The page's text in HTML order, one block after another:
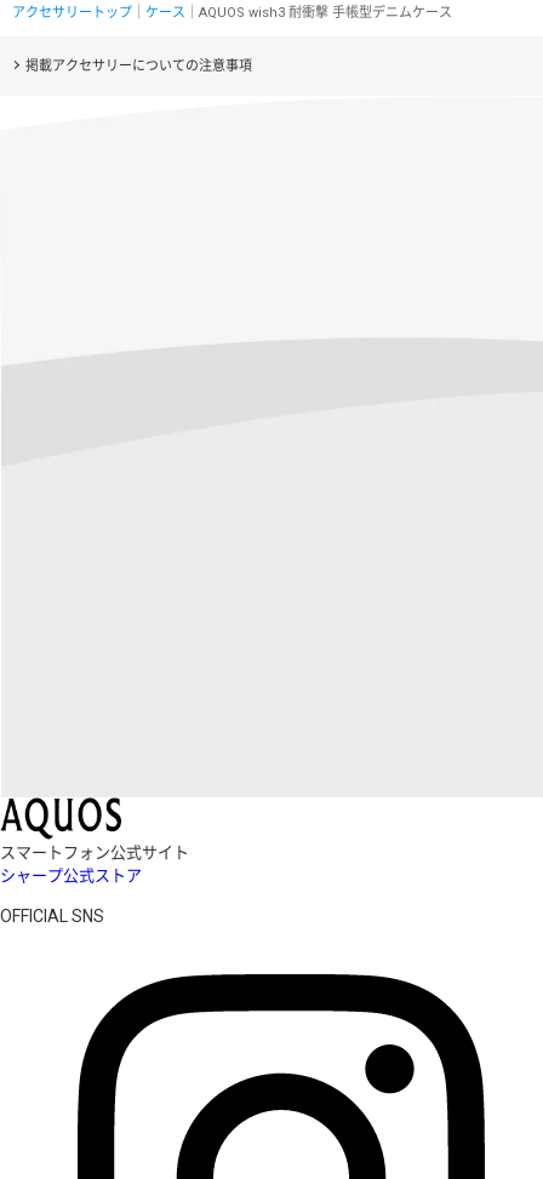
アクセサリートップ ケース ｜AQUOS wish3 耐衝撃 手帳型デニムケース
掲載アクセサリーについての注意事項
スマートフォン公式サイト
シャープ公式ストア
OFFICIAL SNS